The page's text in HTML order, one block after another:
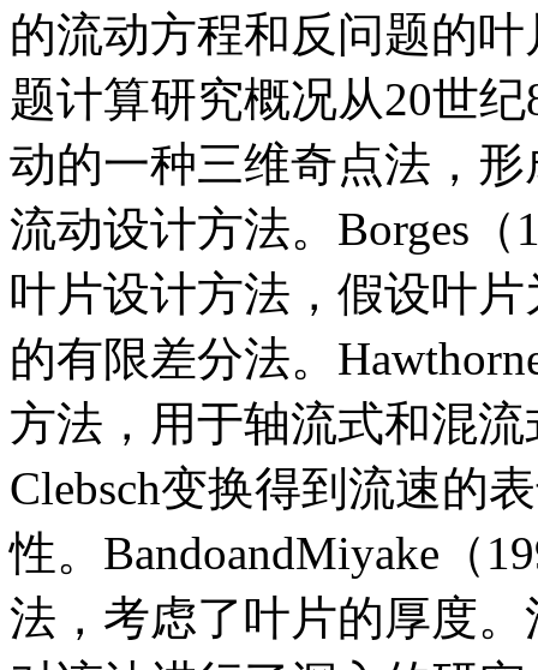
的流动方程和反问题的
题计算研究概况从20世
动的一种三维奇点法，
流动设计方法。Borges
叶片设计方法，假设叶
的有限差分法。
方法，用于轴流式和混
Clebsch变换得到流速的
性。BandoandMiyake（
法，考虑了叶片的厚度